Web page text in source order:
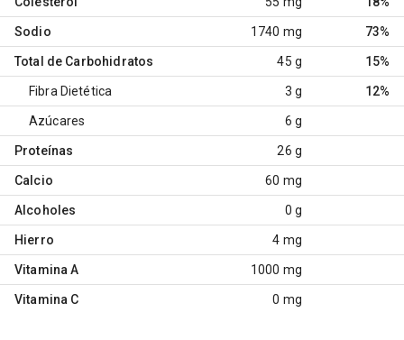
Sodio 1740 mg 73%
Total de Carbohidratos 45 g 15%
Fibra Dietética 3 g 12%
Azúcares 6 g
Proteínas 26 g
Calcio 60 mg
Alcoholes 0 g
Hierro 4 mg
Vitamina A 1000 mg
Vitamina C 0 mg